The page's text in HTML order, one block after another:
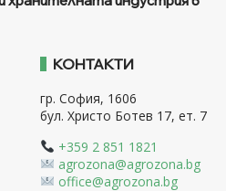
КОНТАКТИ
гр. София, 1606
бул. Христо Ботев 17, ет. 7
+359 2 851 1821
agrozona@agrozona.bg
office@agrozona.bg